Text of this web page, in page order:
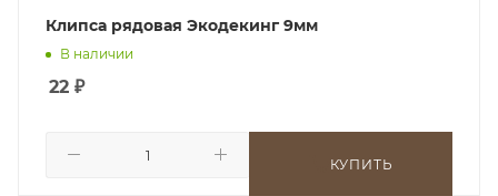
Клипса рядовая Экодекинг 9мм
В наличии
22 ₽
КУПИТЬ